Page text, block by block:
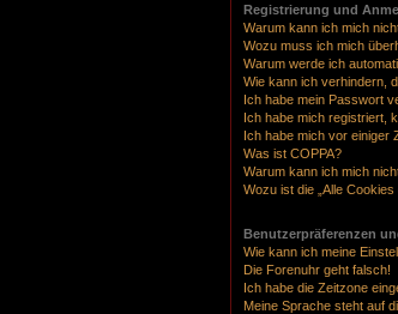
Registrierung und
Warum kann ich mich
Wozu muss ich mich
Warum werde ich
Wie kann ich verhindern,
Ich habe mein Passwort
Ich habe mich registriert,
Ich habe mich vor einiger
Was ist COPPA?
Warum kann ich mich
Wozu ist die „Alle
Benutzerpräferenzen
Wie kann ich meine
Die Forenuhr geht falsch!
Ich habe die Zeitzone
Meine Sprache steht auf